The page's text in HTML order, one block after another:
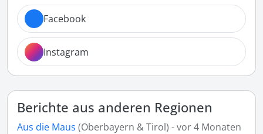
Facebook
Instagram
Berichte aus anderen Regionen
Aus die Maus (Oberbayern & Tirol) - vor 4 Monaten